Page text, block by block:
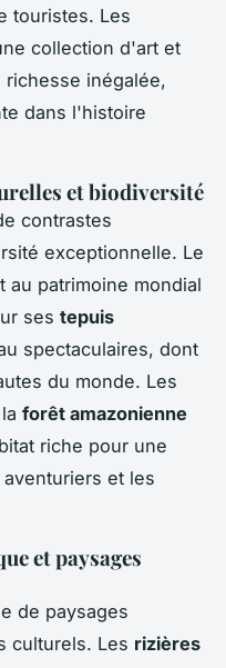
touristes. Les
collection d'art et
inégalée,
dans l'histoire
et biodiversité
contrastes
exceptionnelle. Le
au patrimoine mondial
ses tepuis
spectaculaires, dont
du monde. Les
forêt amazonienne
riche pour une
et les
et paysages
de paysages
culturels. Les rizières